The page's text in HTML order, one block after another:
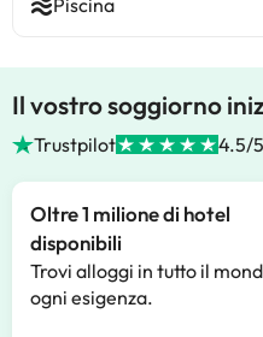
Piscina
Il vostro soggiorno
Trustpilot 4.5/5
Oltre 1 milione di hotel
disponibili
Trovi alloggi in tutto il
ogni esigenza.